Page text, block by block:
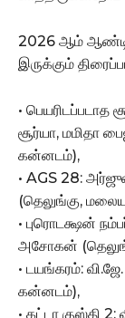
2026 ஆம்
இருக்கும்
• பெயரிடப்படாத
சூர்யா, மமிதா
கன்னடம்),
• AGS 28:
(தெலுங்கு,
• புரொடக்ஷன்
அசோகன்
• டயங்கரம்:
கன்னடம்),
• கட்டா குஸ்தி